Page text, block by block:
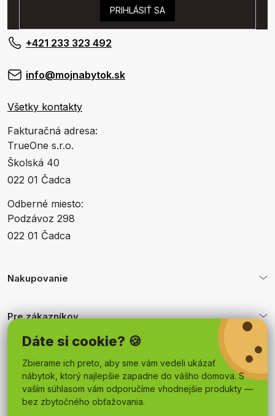
Dáte si cookie? 🍪
Zbierame ich preto, aby sme vám vedeli ukázať
nábytok, ktorý najlepšie zapadne do vášho domova. S
vaším súhlasom vám odporučíme vhodnejšie produkty —
bez zbytočného obťažovania.
PRIHLÁSIŤ SA
+421 233 323 492
info@mojnabytok.sk
Všetky kontakty
Fakturačná adresa:
TrueOne s.r.o.
Školská 40
022 01 Čadca
Odberné miesto:
Podzávoz 298
022 01 Čadca
Nakupovanie
Pre zákazníkov